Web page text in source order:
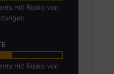
mit Risiko von
mit Risiko von